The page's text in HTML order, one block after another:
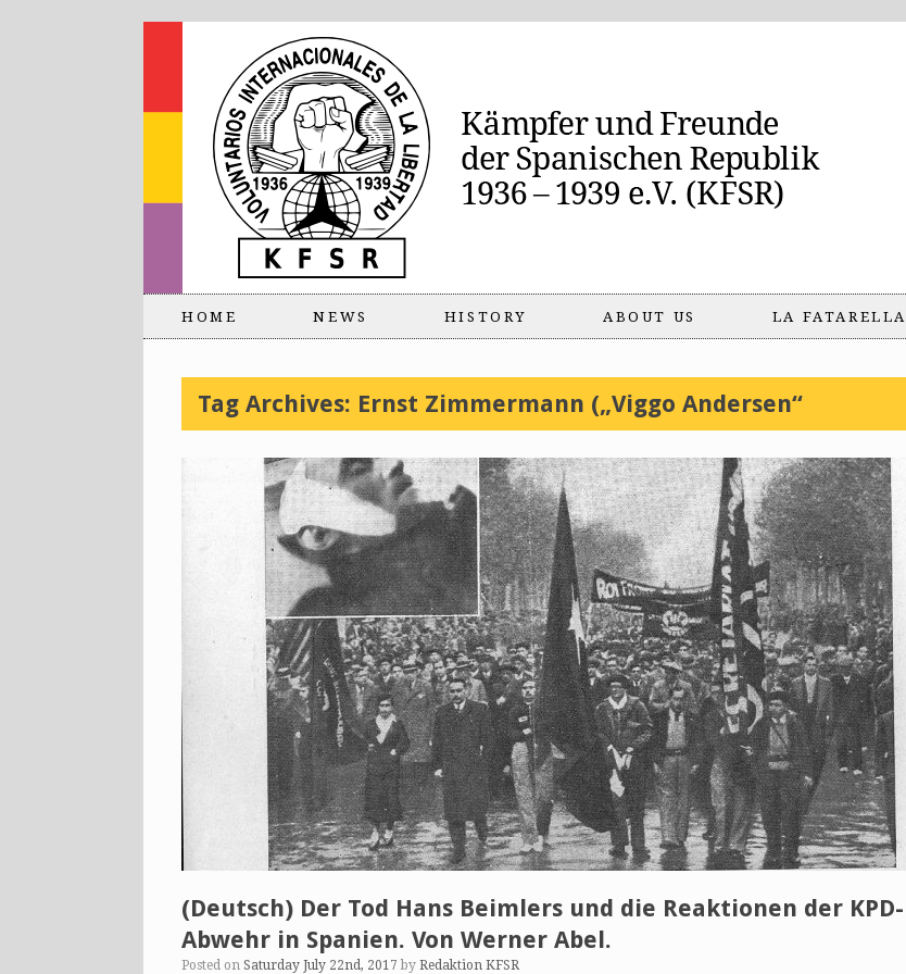
HOME NEWS HISTORY ABOUT US LA FATARELLA
Tag Archives: Ernst Zimmermann („Viggo Andersen“
(Deutsch) Der Tod Hans Beimlers und die Reaktionen der KPD-
Abwehr in Spanien. Von Werner Abel.
Posted on Saturday July 22nd, 2017 by Redaktion KFSR